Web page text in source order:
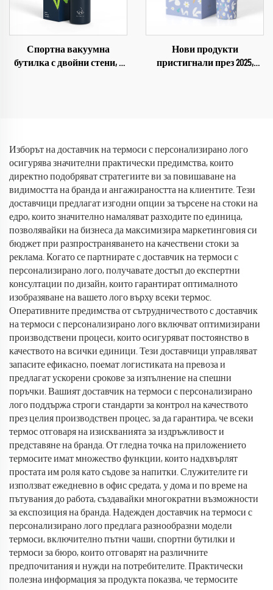
Спортна вакуумна
бутилка с двойни стени, с
Нови продукти
пристигнали през 2025,
Изборът на доставчик на термоси с персонализирано лого
осигурява значителни практически предимства, които
директно подобряват стратегиите ви за повишаване на
видимостта на бранда и ангажираността на клиентите. Тези
доставчици предлагат изгодни опции за търсене на стоки на
едро, които значително намаляват разходите по единица,
позволявайки на бизнеса да максимизира маркетинговия си
бюджет при разпространяването на качествени стоки за
реклама. Когато се партнирате с доставчик на термоси с
персонализирано лого, получавате достъп до експертни
консултации по дизайн, които гарантират оптималното
изобразяване на вашето лого върху всеки термос.
Оперативните предимства от сътрудничеството с доставчик
на термоси с персонализирано лого включват оптимизирани
производствени процеси, които осигуряват постоянство в
качеството на всички единици. Тези доставчици управляват
запасите ефикасно, поемат логистиката на превоза и
предлагат ускорени срокове за изпълнение на спешни
поръчки. Вашият доставчик на термоси с персонализирано
лого поддържа строги стандарти за контрол на качеството
през целия производствен процес, за да гарантира, че всеки
термос отговаря на изискванията за издръжливост и
представяне на бранда. От гледна точка на приложението
термосите имат множество функции, които надхвърлят
простата им роля като съдове за напитки. Служителите ги
използват ежедневно в офис средата, у дома и по време на
пътувания до работа, създавайки многократни възможности
за експозиция на бранда. Надежден доставчик на термоси с
персонализирано лого предлага разнообразни модели
термоси, включително пътни чаши, спортни бутилки и
термоси за бюро, които отговарят на различните
предпочитания и нужди на потребителите. Практически
полезна информация за продукта показва, че термосите